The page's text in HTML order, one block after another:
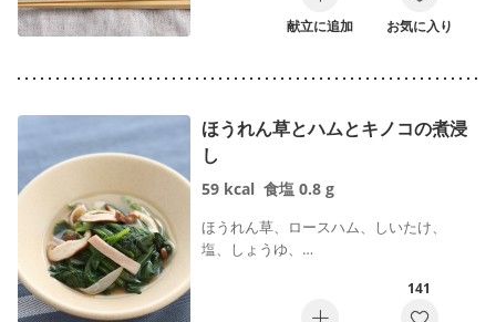
献立に追加 お気に入り
ほうれん草とハムとキノコの煮浸
し
59 kcal 食塩 0.8 g
ほうれん草、ロースハム、しいたけ、
塩、しょうゆ、…
141